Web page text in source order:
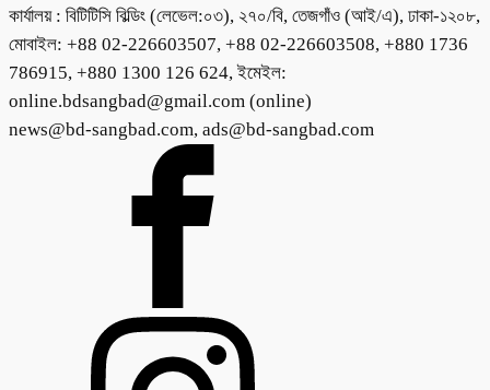
কার্যালয় : বিটিটিসি বিল্ডিং (লেভেল:০৩), ২৭০/বি, তেজগাঁও (আই/এ), ঢাকা-১২০৮,
মোবাইল: +88 02-226603507, +88 02-226603508, +880 1736
786915, +880 1300 126 624, ইমেইল:
online.bdsangbad@gmail.com (online)
news@bd-sangbad.com, ads@bd-sangbad.com